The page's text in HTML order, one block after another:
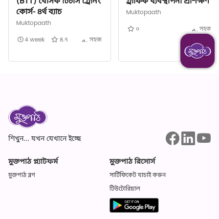
কোর্স- ৪র্থ ব্যাচ
Muktopaath
4 weeks
৪.৭ সহজ
Muktopaath
০
সহজ
শিখুন... যখন যেখানে ইচ্ছে
মুক্তপাঠ প্ল্যাটফর্ম
মুক্তপাঠ ব্লগ
মুক্তপাঠ রিসোর্স
সার্টিফিকেট যাচাই করুন
টিউটোরিয়াল